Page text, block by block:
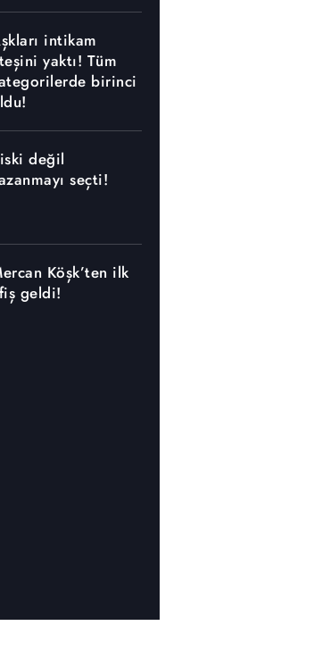
intikam
yaktı! Tüm
birinci
değil
seçti!
Köşk’ten ilk
geldi!